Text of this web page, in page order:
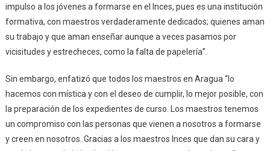
impulso a los jóvenes a formarse en el Inces, pues es una institución
formativa, con maestros verdaderamente dedicados; quienes aman
su trabajo y que aman enseñar aunque a veces pasamos por
vicisitudes y estrecheces, como la falta de papelería”.
Sin embargo, enfatizó que todos los maestros en Aragua “lo
hacemos con mística y con el deseo de cumplir, lo mejor posible, con
la preparación de los expedientes de curso. Los maestros tenemos
un compromiso con las personas que vienen a nosotros a formarse
y creen en nosotros. Gracias a los maestros Inces que dan su cara y